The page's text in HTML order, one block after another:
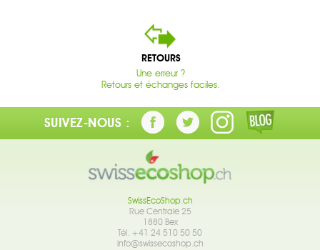
RETOURS
Une erreur ?
Retours et échanges faciles.
SUIVEZ-NOUS :
SwissEcoShop.ch
Rue Centrale 25
1880 Bex
Tél. +41 24 510 50 50
info@swissecoshop.ch